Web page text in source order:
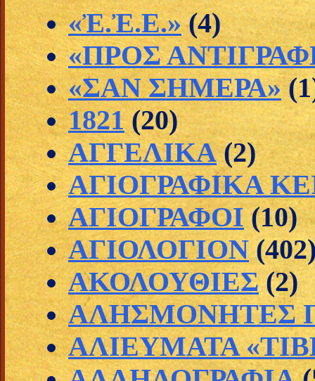
«Ἐ.Ἐ.Ε.» (4)
«ΠΡΟΣ
«ΣΑΝ ΣΗΜΕΡΑ»
1821 (20)
ΑΓΓΕΛΙΚΑ (2)
ΑΓΙΟΓΡΑΦΙΚΑ
ΑΓΙΟΓΡΑΦΟΙ (10)
ΑΓΙΟΛΟΓΙΟΝ
ΑΚΟΛΟΥΘΙΕΣ (2)
ΑΛΗΣΜΟΝΗΤΕΣ
ΑΛΙΕΥΜΑΤΑ